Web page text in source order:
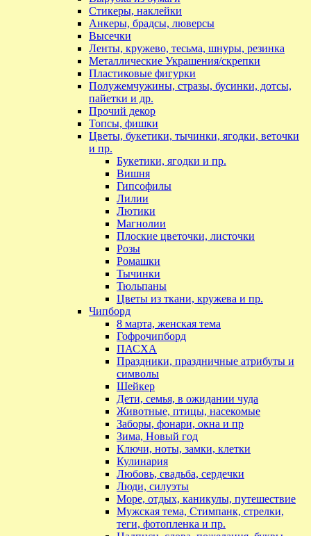
Стикеры, наклейки
Анкеры, брадсы, люверсы
Высечки
Ленты, кружево, тесьма, шнуры, резинка
Металлические Украшения/скрепки
Пластиковые фигурки
Полужемчужины, стразы, бусинки, дотсы,
пайетки и др.
Прочий декор
Топсы, фишки
Цветы, букетики, тычинки, ягодки, веточки
и пр.
Букетики, ягодки и пр.
Вишня
Гипсофилы
Лилии
Лютики
Магнолии
Плоские цветочки, листочки
Розы
Ромашки
Тычинки
Тюльпаны
Цветы из ткани, кружева и пр.
Чипборд
8 марта, женская тема
Гофрочипборд
ПАСХА
Праздники, праздничные атрибуты и
символы
Шейкер
Дети, семья, в ожидании чуда
Животные, птицы, насекомые
Заборы, фонари, окна и пр
Зима, Новый год
Ключи, ноты, замки, клетки
Кулинария
Любовь, свадьба, сердечки
Люди, силуэты
Море, отдых, каникулы, путешествие
Мужская тема, Стимпанк, стрелки,
теги, фотопленка и пр.